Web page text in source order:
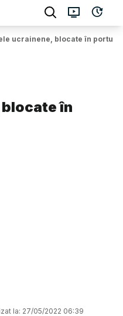
ucrainene, blocate în porturi
în
la: 27/05/2022 06:39